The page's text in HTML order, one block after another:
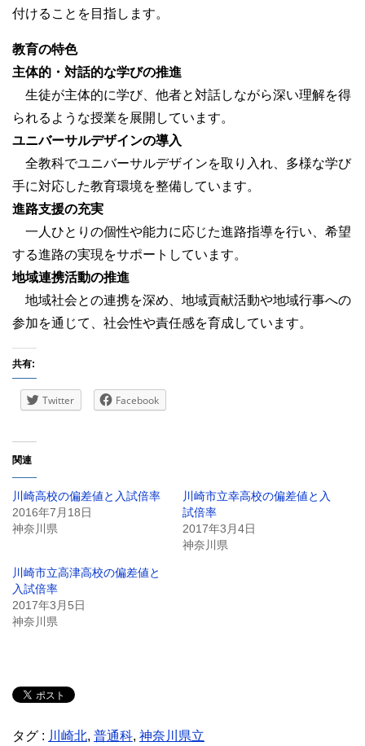
付けることを目指します。
教育の特色
主体的・対話的な学びの推進
生徒が主体的に学び、他者と対話しながら深い理解を得
られるような授業を展開しています。
ユニバーサルデザインの導入
全教科でユニバーサルデザインを取り入れ、多様な学び
手に対応した教育環境を整備しています。
進路支援の充実
一人ひとりの個性や能力に応じた進路指導を行い、希望
する進路の実現をサポートしています。
地域連携活動の推進
地域社会との連携を深め、地域貢献活動や地域行事への
参加を通じて、社会性や責任感を育成しています。
共有:
Twitter Facebook
関連
川崎高校の偏差値と入試倍率
2016年7月18日
神奈川県
川崎市立幸高校の偏差値と入
試倍率
2017年3月4日
神奈川県
川崎市立高津高校の偏差値と
入試倍率
2017年3月5日
神奈川県
タグ : 川崎北, 普通科, 神奈川県立